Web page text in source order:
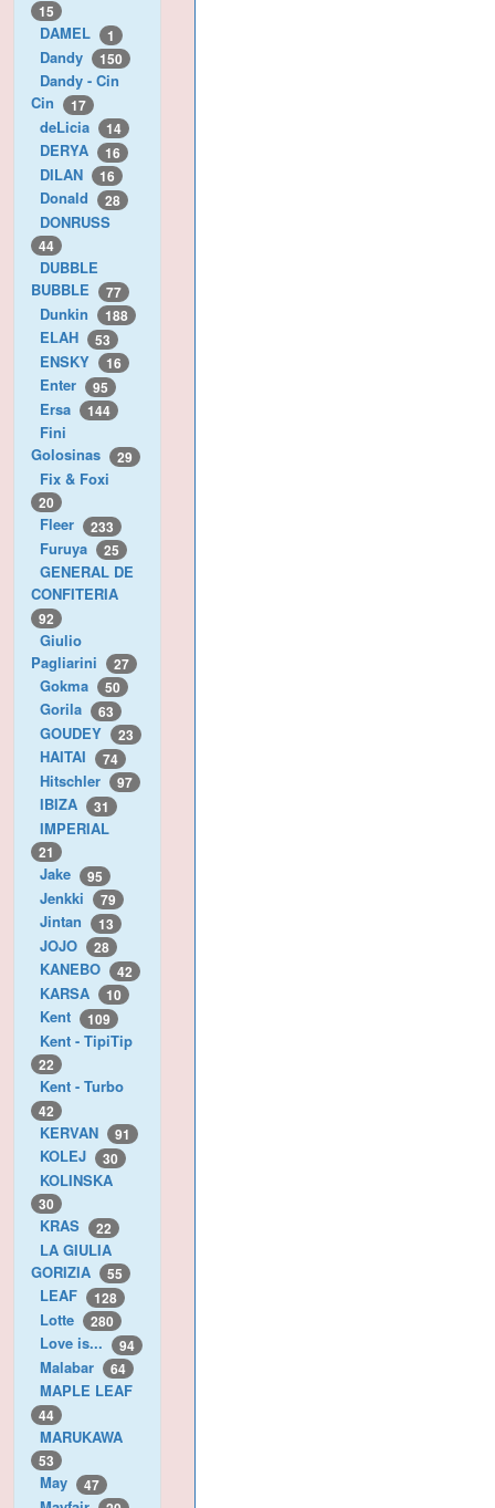
15
DAMEL 1
Dandy 150
Dandy - Cin
Cin
17
deLicia 14
DERYA 16
DILAN 16
Donald 28
DONRUSS
44
DUBBLE
BUBBLE
77
Dunkin 188
ELAH 53
ENSKY 16
Enter 95
Ersa 144
Fini
Golosinas
29
Fix & Foxi
20
Fleer 233
Furuya 25
GENERAL DE
CONFITERIA
92
Giulio
Pagliarini
27
Gokma 50
Gorila 63
GOUDEY 23
HAITAI 74
Hitschler 97
IBIZA 31
IMPERIAL
21
Jake 95
Jenkki 79
Jintan 13
JOJO 28
KANEBO 42
KARSA 10
Kent 109
Kent - TipiTip
22
Kent - Turbo
42
KERVAN 91
KOLEJ 30
KOLINSKA
30
KRAS 22
LA GIULIA
GORIZIA
55
LEAF 128
Lotte 280
Love is... 94
Malabar 64
MAPLE LEAF
44
MARUKAWA
53
May 47